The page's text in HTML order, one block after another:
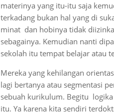
materinya yang itu-itu saja
terkadang bukan hal yang di
minat dan hobinya tidak
sebagainya. Kemudian nanti
sekolah itu tempat belajar atau
Mereka yang kehilangan
lagi bertanya atau segmentasi
sebuah kurikulum. Begitu
itu. Ya karena kita sendiri